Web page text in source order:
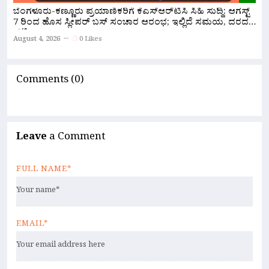
ಬೆಂಗಳೂರು-ಕಣ್ಣೂರು ಪ್ರಯಾಣಿಕರಿಗೆ ಕೆಎಸ್‌ಆರ್‌ಟಿಸಿ ಸಿಹಿ ಸುದ್ದಿ: ಆಗಸ್ಟ್
7 ರಿಂದ ಹೊಸ ಸ್ಲೀಪರ್ ಬಸ್ ಸಂಚಾರ ಆರಂಭ; ಇಲ್ಲಿದೆ ಸಮಯ, ದರದ
ಪಟ್ಟಿ!
August 4, 2026 0 Likes
Comments (0)
Leave a Comment
FULL NAME*
EMAIL*